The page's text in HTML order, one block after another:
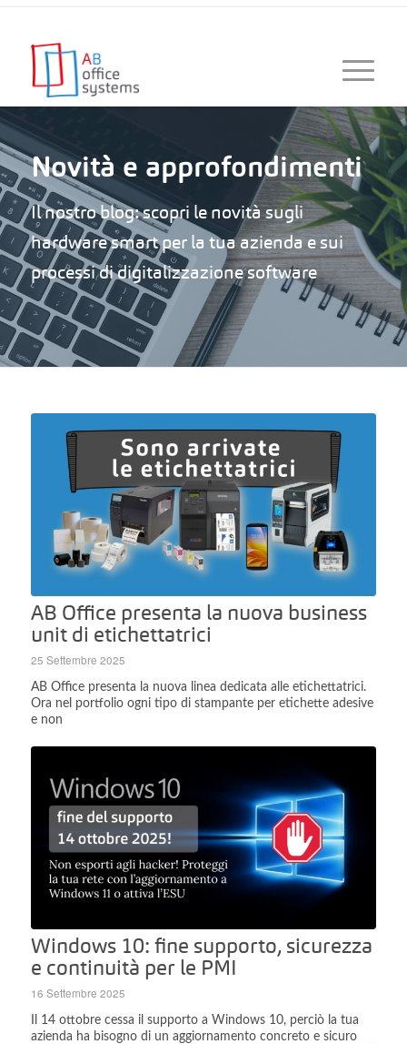
Novità e approfondimenti
Il nostro blog: scopri le novità sugli
hardware smart per la tua azienda e sui
processi di digitalizzazione software
AB Office presenta la nuova business
unit di etichettatrici
25 Settembre 2025
AB Office presenta la nuova linea dedicata alle etichettatrici.
Ora nel portfolio ogni tipo di stampante per etichette adesive
e non
Windows 10: fine supporto, sicurezza
e continuità per le PMI
16 Settembre 2025
Il 14 ottobre cessa il supporto a Windows 10, perciò la tua
azienda ha bisogno di un aggiornamento concreto e sicuro